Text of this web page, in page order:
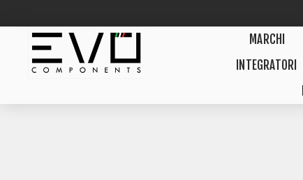
MARCHI
INTEGRATORI